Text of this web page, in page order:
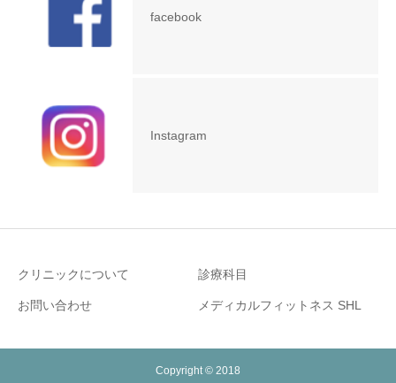
facebook
Instagram
クリニックについて 診療科目
お問い合わせ メディカルフィットネス SHL
Copyright © 2018